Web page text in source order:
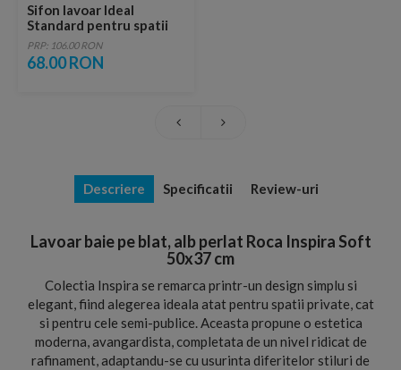
Sifon lavoar Ideal
Standard pentru spatii
inguste
PRP: 106.00 RON
68.00 RON
Descriere Specificatii Review-uri
Lavoar baie pe blat, alb perlat Roca Inspira Soft
50x37 cm
Colectia Inspira se remarca printr-un design simplu si
elegant, fiind alegerea ideala atat pentru spatii private, cat
si pentru cele semi-publice. Aceasta propune o estetica
moderna, avangardista, completata de un nivel ridicat de
rafinament, adaptandu-se cu usurinta diferitelor stiluri de